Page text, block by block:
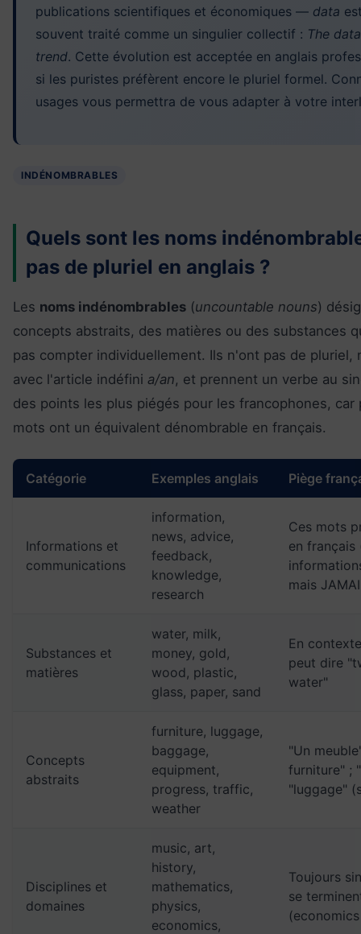
publications scientifiques et économiques — data
souvent traité comme un singulier collectif : The
trend. Cette évolution est acceptée en anglais
si les puristes préfèrent encore le pluriel formel.
usages vous permettra de vous adapter à votre
INDÉNOMBRABLES
Quels sont les noms
pas de pluriel en anglais ?
Les noms indénombrables (uncountable nouns)
concepts abstraits, des matières ou des substances
pas compter individuellement. Ils n'ont pas de pluriel,
avec l'article indéfini a/an, et prennent un verbe au
des points les plus piégés pour les francophones, car
mots ont un équivalent dénombrable en français.
Catégorie Exemples anglais Piège
Informations et
communications
information,
news, advice,
feedback,
knowledge,
research
Ces mots
en français
mais
Substances et
matières
water, milk,
money, gold,
wood, plastic,
glass, paper, sand
En
peut dire
water"
Concepts
abstraits
furniture, luggage,
baggage,
equipment,
progress, traffic,
weather
"Un
furniture" ;
"luggage"
Disciplines et
domaines
music, art,
history,
mathematics,
physics,
economics,
Toujours
se